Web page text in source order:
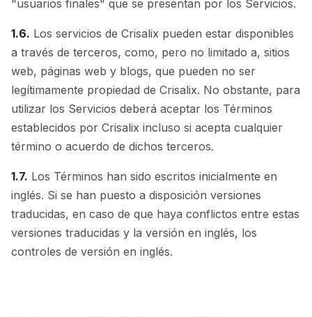
"usuarios finales" que se presentan por los Servicios.
1.6. Los servicios de Crisalix pueden estar disponibles
a través de terceros, como, pero no limitado a, sitios
web, páginas web y blogs, que pueden no ser
legítimamente propiedad de Crisalix. No obstante, para
utilizar los Servicios deberá aceptar los Términos
establecidos por Crisalix incluso si acepta cualquier
término o acuerdo de dichos terceros.
1.7. Los Términos han sido escritos inicialmente en
inglés. Si se han puesto a disposición versiones
traducidas, en caso de que haya conflictos entre estas
versiones traducidas y la versión en inglés, los
controles de versión en inglés.